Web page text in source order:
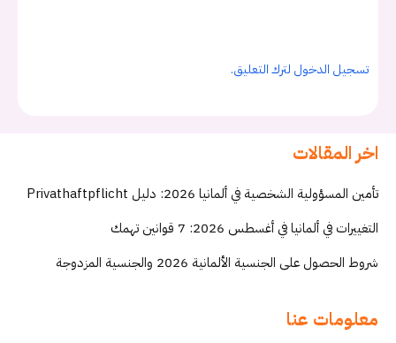
تسجيل الدخول لترك التعليق.
اخر المقالات
تأمين المسؤولية الشخصية في ألمانيا 2026: دليل Privathaftpflicht
التغييرات في ألمانيا في أغسطس 2026: 7 قوانين تهمك
شروط الحصول على الجنسية الألمانية 2026 والجنسية المزدوجة
معلومات عنا